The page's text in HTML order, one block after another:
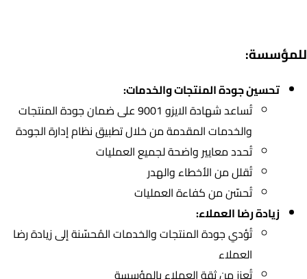
للمؤسسة:
تحسين جودة المنتجات والخدمات:
تُساعد شهادة الايزو 9001 على ضمان جودة المنتجات
والخدمات المقدمة من خلال تطبيق نظام إدارة الجودة
تُحدد معايير واضحة لجميع العمليات
تُقلل من الأخطاء والهدر
تُحسّن من كفاءة العمليات
زيادة رضا العملاء:
تُؤدي جودة المنتجات والخدمات المُحسّنة إلى زيادة رضا
العملاء
تُعزز من ثقة العملاء بالمؤسسة